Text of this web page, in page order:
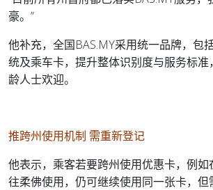
豪。”
他补充，全国BAS.MY采用统一品牌，包
统及乘车卡，提升整体识别度与服务标准
龄人士欢迎。
推跨州使用机制 需重新登记
他表示，乘客若要跨州使用优惠卡，例
往柔佛使用，仍可继续使用同一张卡，